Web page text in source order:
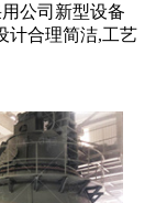
公司新型设备
合理简洁,工艺